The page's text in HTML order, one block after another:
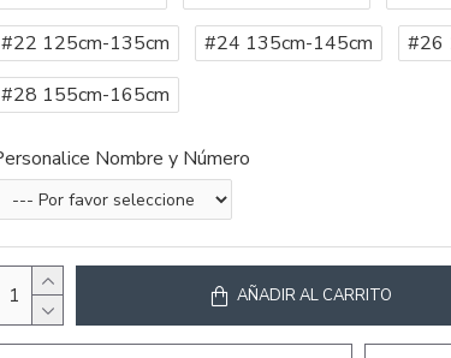
#22 125cm-135cm
#24 135cm-145cm
#26
#28 155cm-165cm
Nombre y Número
AÑADIR AL CARRITO